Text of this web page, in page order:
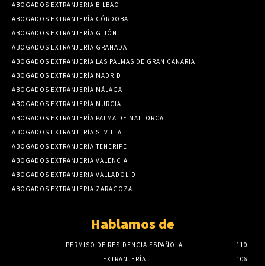
ABOGADOS EXTRANJERIA BILBAO
ABOGADOS EXTRANJERÍA CÓRDOBA
ABOGADOS EXTRANJERÍA GIJÓN
ABOGADOS EXTRANJERÍA GRANADA
ABOGADOS EXTRANJERÍA LAS PALMAS DE GRAN CANARIA
ABOGADOS EXTRANJERÍA MADRID
ABOGADOS EXTRANJERÍA MÁLAGA
ABOGADOS EXTRANJERÍA MURCIA
ABOGADOS EXTRANJERÍA PALMA DE MALLORCA
ABOGADOS EXTRANJERÍA SEVILLA
ABOGADOS EXTRANJERÍA TENERIFE
ABOGADOS EXTRANJERIA VALENCIA
ABOGADOS EXTRANJERIA VALLADOLID
ABOGADOS EXTRANJERIA ZARAGOZA
Hablamos de
PERMISO DE RESIDENCIA ESPAÑOLA
110
EXTRANJERÍA
106